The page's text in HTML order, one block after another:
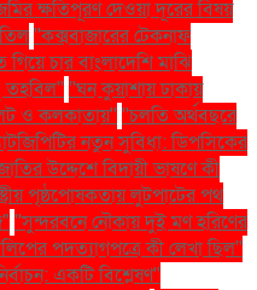
ক্ষতিপূরণ দেওয়া দূরের বিষয়
''কক্সবাজারের টেকনাফ
চার বাংলাদেশি মাঝি
তহবিল'' ''ঘন কুয়াশায় ঢাকায়
ও কলকাতায়'' ''চলতি অর্থবছরে
নতুন সুবিধা: ডিপসিকের
উদ্দেশে বিদায়ী ভাষণে কী
পৃষ্ঠপোষকতায় লুটপাটের পথ
''সুন্দরবনে নৌকায় দুই মণ হরিণের
পদত্যাগপত্রে কী লেখা ছিল''
একটি বিশ্লেষণ''